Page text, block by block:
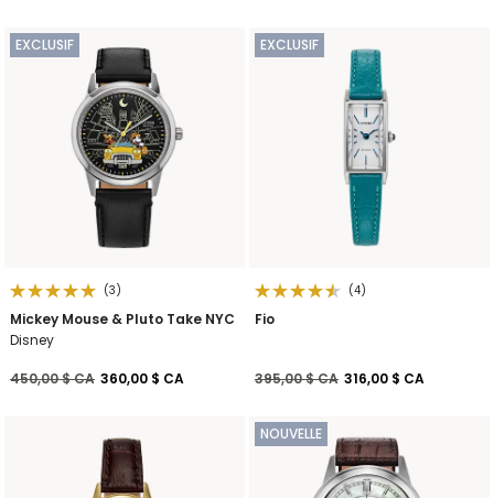
EXCLUSIF
(3)
Mickey Mouse & Pluto Take NYC
Disney
Prix réduit de
450,00 $ CAà360,00 $ CA
EXCLUSIF
(4)
Fio
Prix réduit de
395,00 $ CAà316,00 $ CA
NOUVELLE